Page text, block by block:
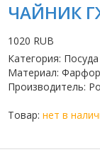
ЧАЙНИК
1020 RUB
Категория:
Материал: Фарфор
Производитель:
Товар: нет в